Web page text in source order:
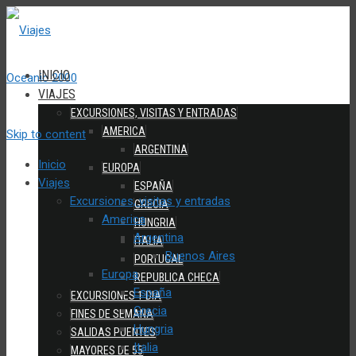
INICIO
VIAJES
EXCURSIONES, VISITAS Y ENTRADAS
AMERICA
ARGENTINA
EUROPA
ESPAÑA
GRECIA
HUNGRIA
ITALIA
PORTUGAL
REPUBLICA CHECA
EXCURSIONES 1 DIA
FINES DE SEMANA
SALIDAS PUENTES
MAYORES DE 55
Skip to content
Inicio
Viajes
Excursiones, visitas y entradas
America
Argentina
Buenos Aires
Europa
España
Grecia
Hungria
Italia